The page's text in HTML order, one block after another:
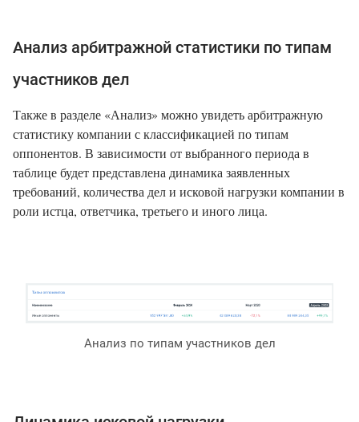
Анализ арбитражной статистики по типам
участников дел
Также в разделе «Анализ» можно увидеть арбитражную
статистику компании с классификацией по типам
оппонентов. В зависимости от выбранного периода в
таблице будет представлена динамика заявленных
требований, количества дел и исковой нагрузки компании в
роли истца, ответчика, третьего и иного лица.
Анализ по типам участников дел